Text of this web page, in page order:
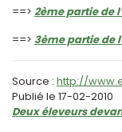
==> 2ème partie de
==> 3ème partie de
Source : http://
Publié le 17-02-2010
Deux éleveurs